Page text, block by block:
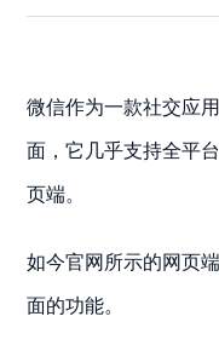
微信作为一款社交应
面，它几乎支持全平
页端。
如今官网所示的网页
面的功能。